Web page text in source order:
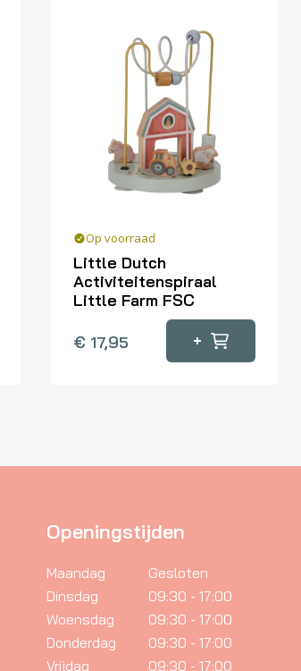
Op voorraad
Little Dutch
Activiteitenspiraal
Little Farm FSC
€ 17,95 +
Openingstijden
Maandag
Gesloten
Dinsdag
09:30 - 17:00
Woensdag
09:30 - 17:00
Donderdag
09:30 - 17:00
Vrijdag
09:30 - 17:00